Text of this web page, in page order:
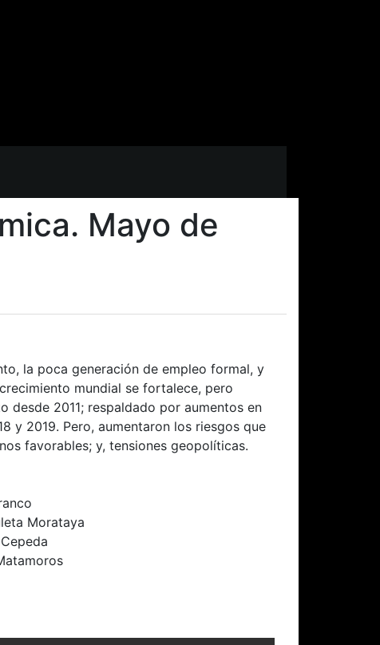
Mayo de
la poca generación de empleo formal, y
mundial se fortalece, pero
desde 2011; respaldado por aumentos en
y 2019. Pero, aumentaron los riesgos que
favorables; y, tensiones geopolíticas.
Morataya